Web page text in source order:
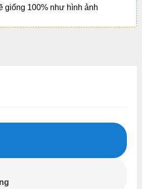
giống 100% như hình ảnh